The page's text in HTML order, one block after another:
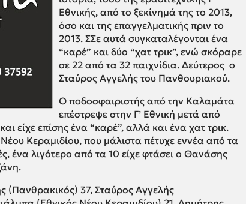
Εθνικής, από το ξεκίνημά της το 2013,
όσο και της επαγγελματικής πριν το
2013. ΣΣε αυτά συγκαταλέγονται ένα
“καρέ” και δύο “χατ τρικ”, ενώ σκόραρε
σε 22 από τα 32 παιχνίδια. Δεύτερος ο
Σταύρος Αγγελής του Πανθουριακού.
Ο ποδοσφαιριστής από την Καλαμάτα
επέστρεψε στην Γ’ Εθνική μετά από
είχε επίσης ένα “καρέ”, αλλά και ένα χατ τρικ.
Κεραμιδίου, που μάλιστα πέτυχε εννέα από τα
ένα λιγότερο από τα 10 είχε φτάσει ο Θανάσης
(Πανθρακικός) 37, Σταύρος Αγγελής